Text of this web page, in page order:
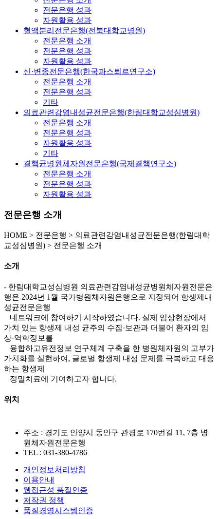
전문은행 성과
자원활용 성과
혈액분리전문은행(전북대학교병원)
전문은행 소개
전문은행 성과
자원활용 성과
신·변종전문은행(한국파스퇴르연구소)
전문은행 소개
전문은행 성과
기타
의료관련감염내성균전문은행(한림대학교성심병원)
전문은행 소개
전문은행 성과
자원활용 성과
기타
결핵균병원체자원전문은행(국제결핵연구소)
전문은행 소개
전문은행 성과
자원활용 성과
전문은행 소개
HOME > 전문은행 > 의료관련감염내성균전문은행(한림대학
교성심병원) > 전문은행 소개
소개
- 한림대학교성심병원 의료관련감염내성균병원체자원전문은
행은 2024년 1월 국가병원체자원은행으로 지정되어 항생제내
성균전문은행
네트워크에 참여하기 시작하였습니다. 실제 임상현장에서
가치 있는 항생제 내성 균주의 수집·보관과 더불어 환자의 임
상·역학정보를
융합하고유전정보 연구체계 구축을 한 병원체자원의 고부가
가치화를 실현하여, 글로벌 항생제 내성 문제를 극복하고 대응
하는 항생제
정밀치료에 기여하고자 합니다.
위치
주소 : 경기도 안양시 동안구 관평로 170번길 11, 7층 병
원체자원전문은행
TEL : 031-380-4786
개인정보처리방침
이용안내
웹접근성 품질인증
저작권 정책
품질경영시스템인증